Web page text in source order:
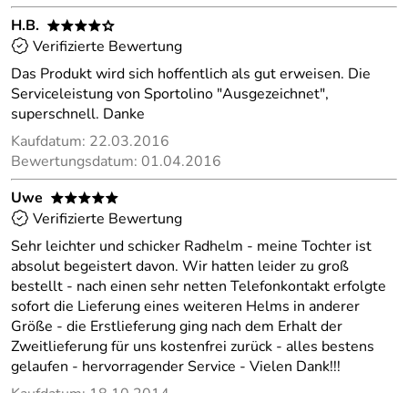
H.B.
****o
Verifizierte Bewertung
Das Produkt wird sich hoffentlich als gut erweisen. Die
Serviceleistung von Sportolino "Ausgezeichnet",
superschnell. Danke
Kaufdatum: 22.03.2016
Bewertungsdatum: 01.04.2016
Uwe
*****
Verifizierte Bewertung
Sehr leichter und schicker Radhelm - meine Tochter ist
absolut begeistert davon. Wir hatten leider zu groß
bestellt - nach einen sehr netten Telefonkontakt erfolgte
sofort die Lieferung eines weiteren Helms in anderer
Größe - die Erstlieferung ging nach dem Erhalt der
Zweitlieferung für uns kostenfrei zurück - alles bestens
gelaufen - hervorragender Service - Vielen Dank!!!